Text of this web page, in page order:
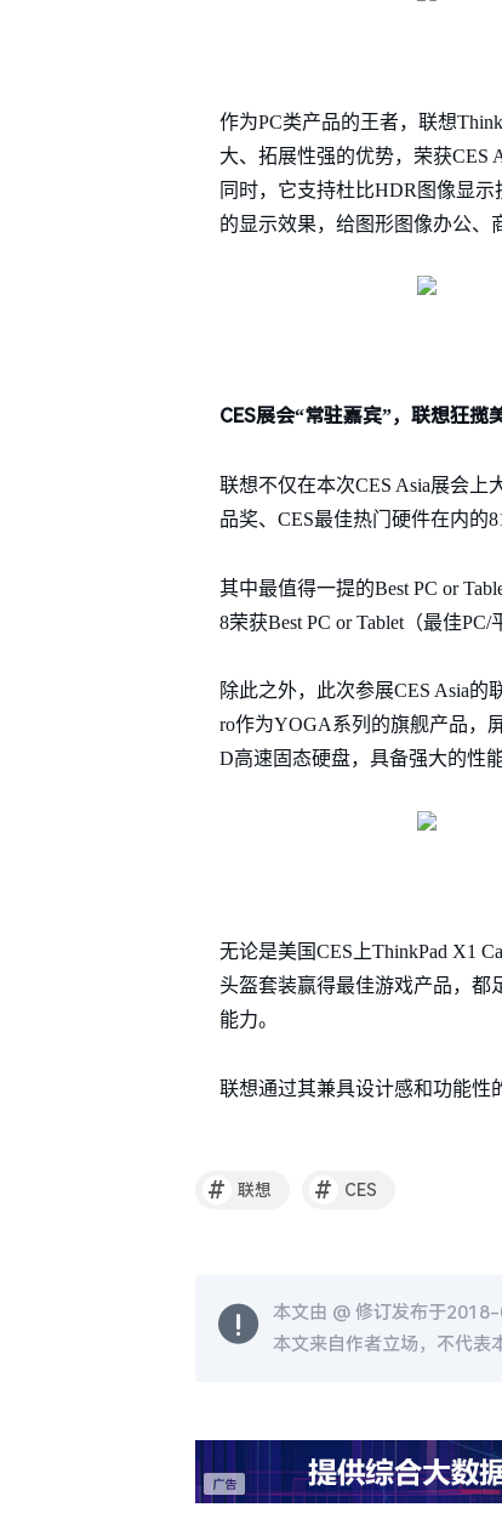
作为PC类产品的王者，联想
大、拓展性强的优势，荣获CES
同时，它支持杜比HDR图像显
的显示效果，给图形图像办公、
CES展会“常驻嘉宾”，联想狂揽
联想不仅在本次CES Asia展会上
品奖、CES最佳热门硬件在内的
其中最值得一提的Best PC or
8荣获Best PC or Tablet（最佳
除此之外，此次参展CES Asia的
ro作为YOGA系列的旗舰产品，
D高速固态硬盘，具备强大的性
无论是美国CES上ThinkPad X1
头盔套装赢得最佳游戏产品，都
能力。
联想通过其兼具设计感和功能性
# 联想 # CES
本文由 @修订发布于
本文来自作者立场，不代表